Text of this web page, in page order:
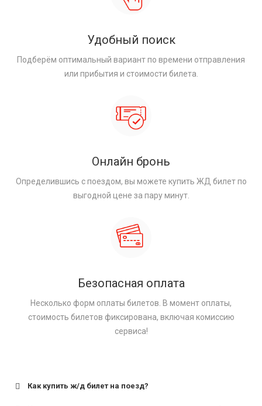
Удобный поиск
Подберём оптимальный вариант по времени отправления
или прибытия и стоимости билета.
Онлайн бронь
Определившись с поездом, вы можете купить ЖД билет по
выгодной цене за пару минут.
Безопасная оплата
Несколько форм оплаты билетов. В момент оплаты,
стоимость билетов фиксирована, включая комиссию
сервиса!
Как купить ж/д билет на поезд?